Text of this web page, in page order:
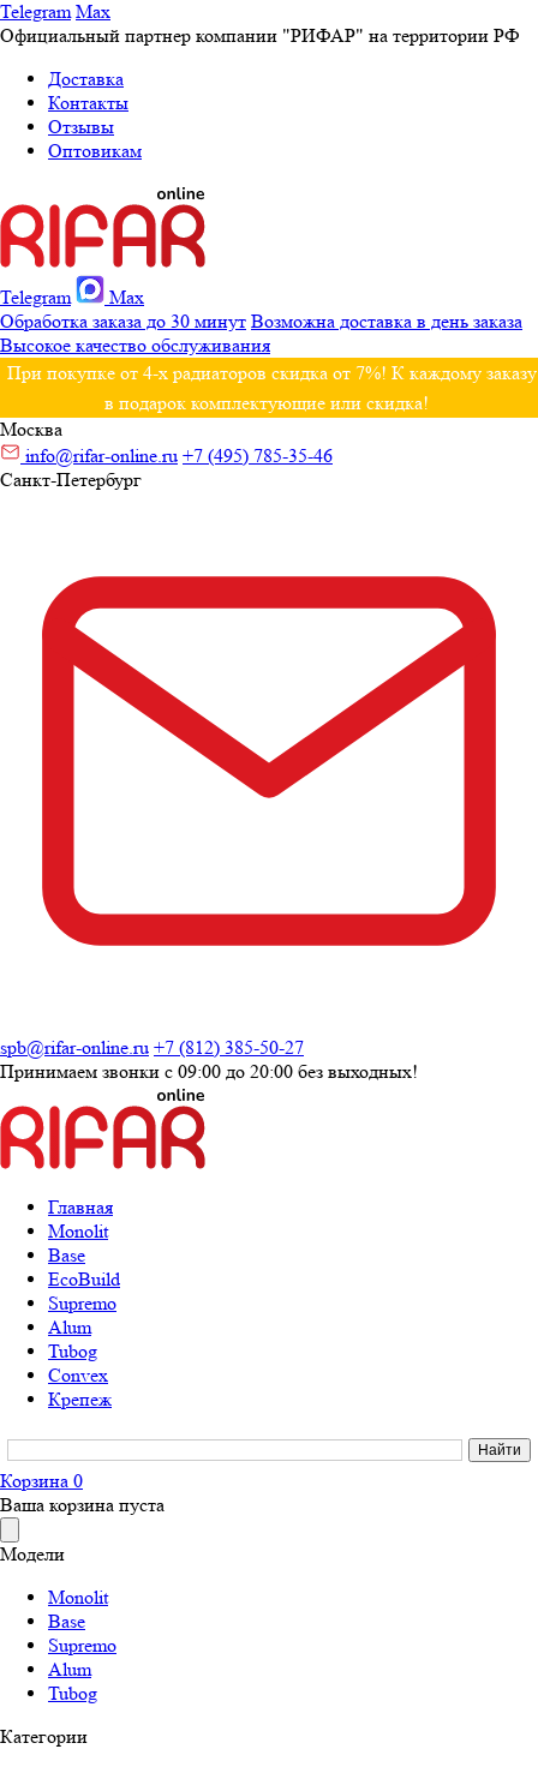
Telegram Max
Официальный партнер компании "РИФАР" на территории РФ
Доставка
Контакты
Отзывы
Оптовикам
Telegram
Max
Обработка заказа до 30 минут Возможна доставка в день заказа
Высокое качество обслуживания
При покупке от 4-х радиаторов скидка от 7%! К каждому заказу
в подарок комплектующие или скидка!
Москва
info@rifar-online.ru +7 (495) 785-35-46
Санкт-Петербург
spb@rifar-online.ru +7 (812) 385-50-27
Принимаем звонки с 09:00 до 20:00 без выходных!
Главная
Monolit
Base
EcoBuild
Supremo
Alum
Tubog
Convex
Крепеж
Корзина 0
Ваша корзина пуста
Модели
Monolit
Base
Supremo
Alum
Tubog
Категории